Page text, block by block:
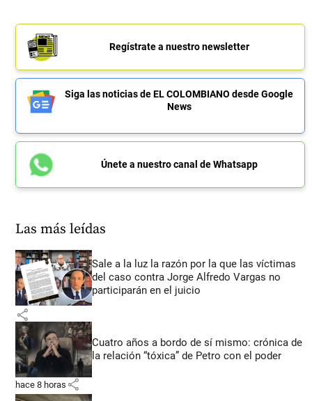
Regístrate a nuestro newsletter
Siga las noticias de EL COLOMBIANO desde Google
News
Únete a nuestro canal de Whatsapp
Las más leídas
Sale a la luz la razón por la que las víctimas
del caso contra Jorge Alfredo Vargas no
participarán en el juicio
share
Cuatro años a bordo de sí mismo: crónica de
la relación “tóxica” de Petro con el poder
hace 8 horas share